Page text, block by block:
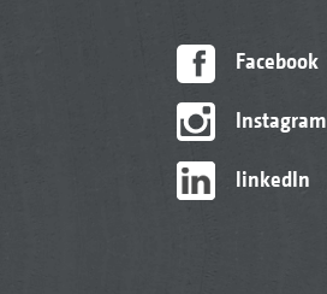
Facebook
Instagram
linkedIn